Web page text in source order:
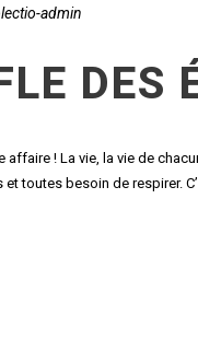
admin
DES
affaire ! La vie, la vie de
toutes besoin de respirer.